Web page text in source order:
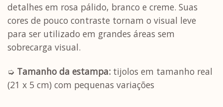
detalhes em rosa pálido, branco e creme. Suas
cores de pouco contraste tornam o visual leve
para ser utilizado em grandes áreas sem
sobrecarga visual.
➭ Tamanho da estampa: tijolos em tamanho real
(21 x 5 cm) com pequenas variações